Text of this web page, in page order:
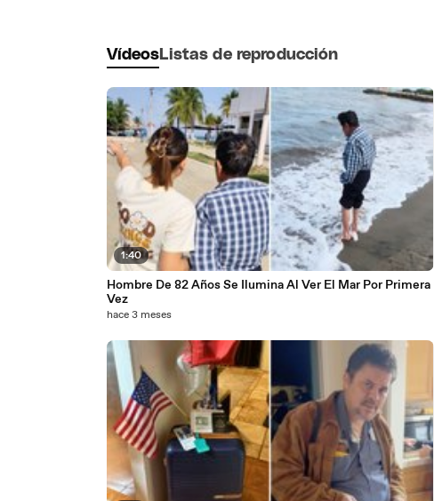
Vídeos Listas de reproducción
1:40
Hombre De 82 Años Se Ilumina Al Ver El Mar Por Primera
Vez
hace 3 meses